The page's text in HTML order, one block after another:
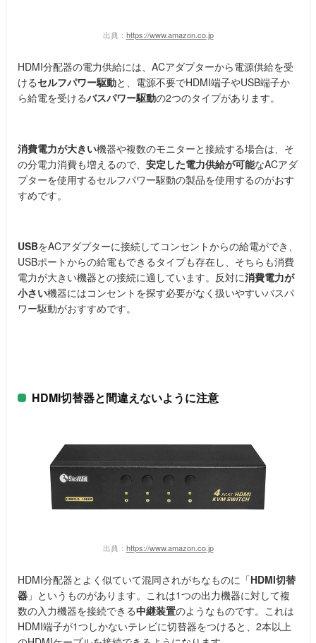
出典： https://www.amazon.co.jp
HDMI分配器の電力供給には、ACアダプターから電源供給を受
けるセルフパワー駆動と、電源不要でHDMI端子やUSB端子か
ら給電を受けるバスパワー駆動の2つのタイプがあります。
消費電力が大きい機器や複数のモニターと接続する場合は、そ
の分電力消費も増えるので、 安定した電力供給が可能なACアダ
プターを使用するセルフパワー駆動の製品を使用するのがおす
すめです。
USBをACアダプターに接続してコンセントからの給電ができ、
USBポートからの給電もできるタイプも存在し、そちらも消費
電力が大きい機器との接続に適しています。反対に消費電力が
小さい機器にはコンセントを探す必要がなく扱いやすいバスパ
ワー駆動がおすすめです。
HDMI切替器と間違えないように注意
出典： https://www.amazon.co.jp
HDMI分配器とよく似ていて混同されがちなものに「HDMI切替
器 」というものがあります。これは1つの出力機器に対して複
数の入力機器を接続できる中継装置のようなものです。これは
HDMI端子が1つしかないテレビに切替器をつけると、2本以上